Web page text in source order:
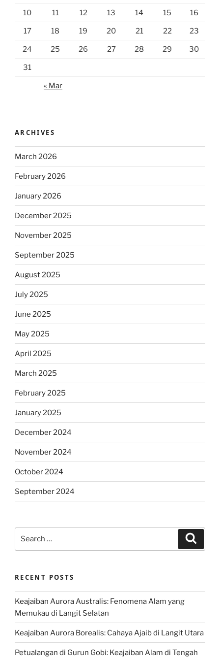
10 11 12 13 14 15 16
17 18 19 20 21 22 23
24 25 26 27 28 29 30
31
« Mar
ARCHIVES
March 2026
February 2026
January 2026
December 2025
November 2025
September 2025
August 2025
July 2025
June 2025
May 2025
April 2025
March 2025
February 2025
January 2025
December 2024
November 2024
October 2024
September 2024
RECENT POSTS
Keajaiban Aurora Australis: Fenomena Alam yang
Memukau di Langit Selatan
Keajaiban Aurora Borealis: Cahaya Ajaib di Langit Utara
Petualangan di Gurun Gobi: Keajaiban Alam di Tengah